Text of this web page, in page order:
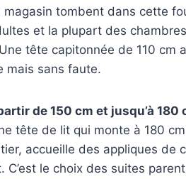
tombent dans cette
et la plupart des
tête capitonnée de 110 cm
mais sans faute.
de 150 cm et jusqu’à 180
tête de lit qui monte à 180
accueille des appliques de
C’est le choix des suites